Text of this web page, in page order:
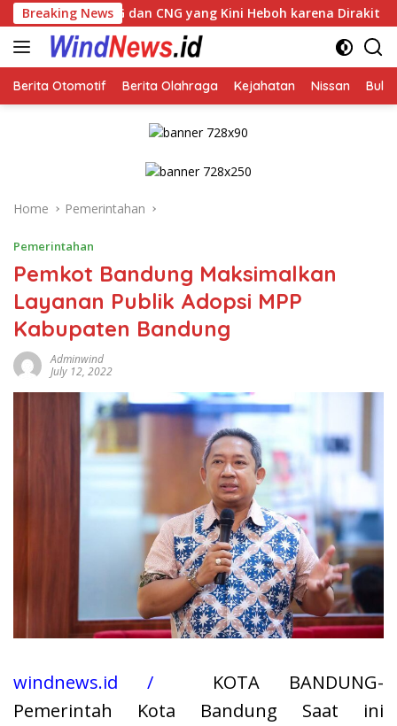
Skip
to
content
Breaking News
CNG yang Kini Heboh karena Dirakit di China
Berita Otomotif Berita Olahraga Kejahatan Nissan
Home Pemerintahan
Pemerintahan
Pemkot Bandung Maksimalkan
Layanan Publik Adopsi MPP
Kabupaten Bandung
Adminwind
July 12, 2022
windnews.id / KOTA BANDUNG-
Pemerintah Kota Bandung Saat ini